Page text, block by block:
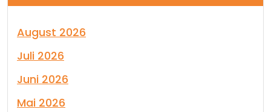
August 2026
Juli 2026
Juni 2026
Mai 2026